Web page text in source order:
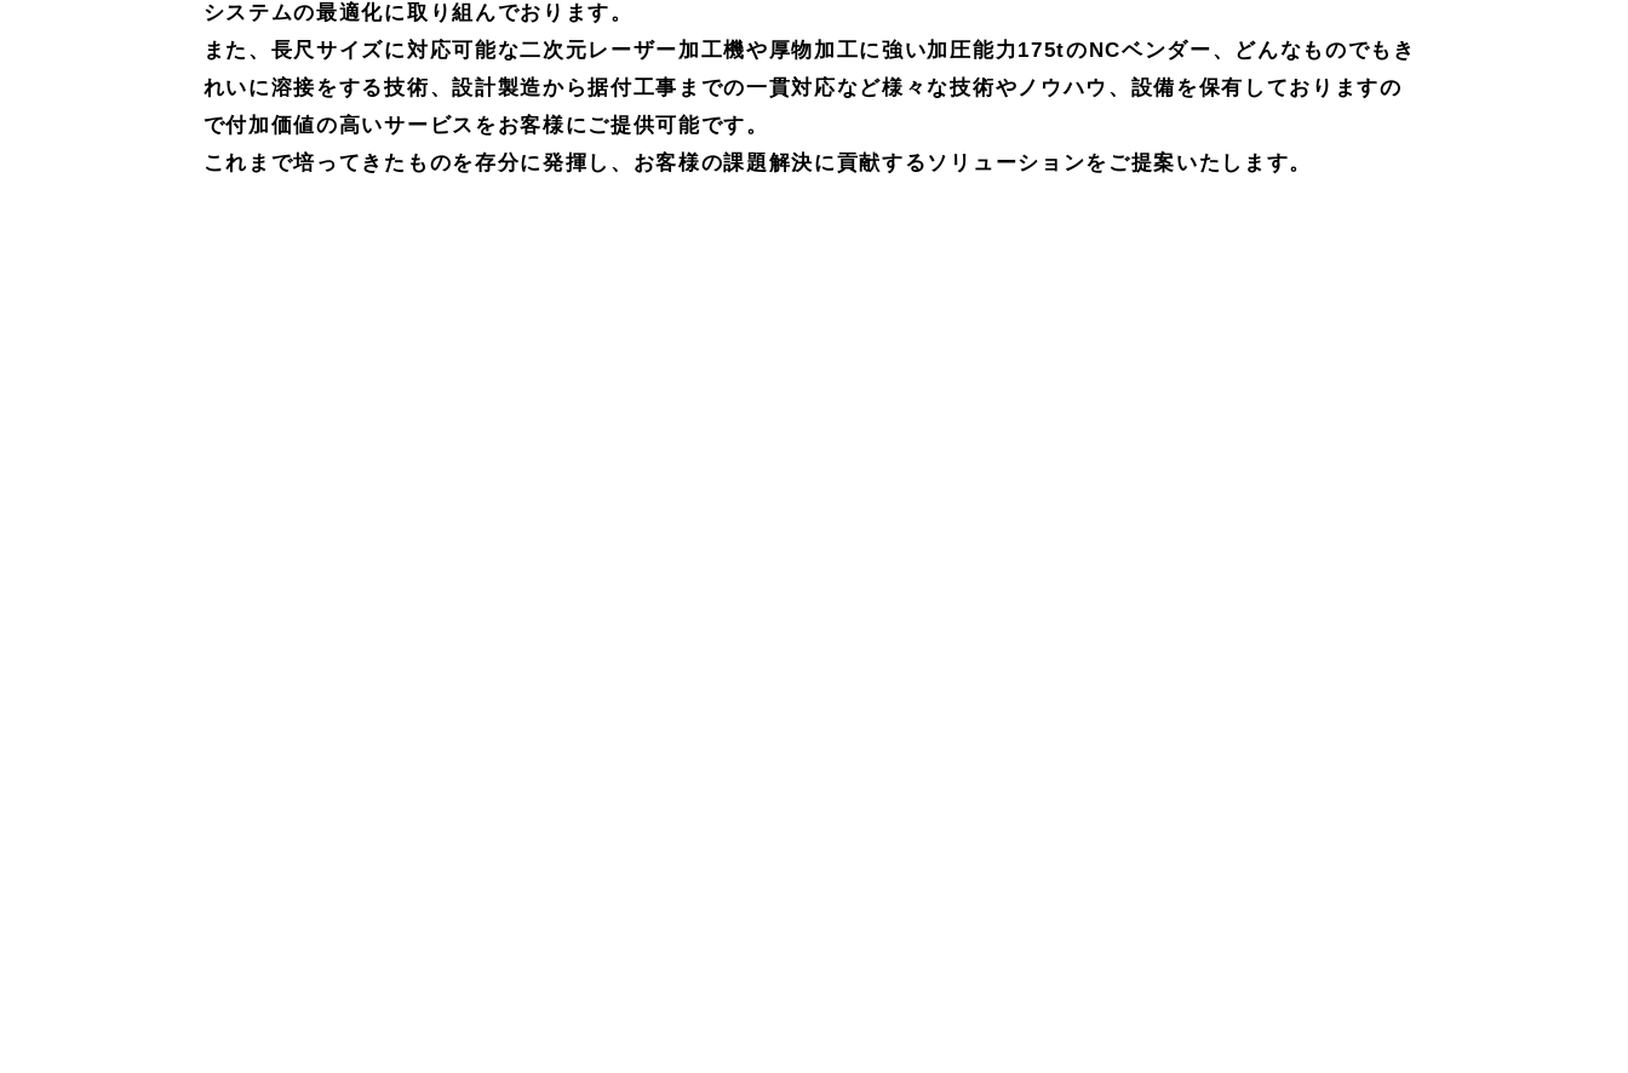
システムの最適化に取り組んでおります。
また、長尺サイズに対応可能な二次元レーザー加工機や厚物加工に強い加圧能力175tのNCベンダー、どんなものでもき
れいに溶接をする技術、設計製造から据付工事までの一貫対応など様々な技術やノウハウ、設備を保有しておりますの
で付加価値の高いサービスをお客様にご提供可能です。
これまで培ってきたものを存分に発揮し、お客様の課題解決に貢献するソリューションをご提案いたします。